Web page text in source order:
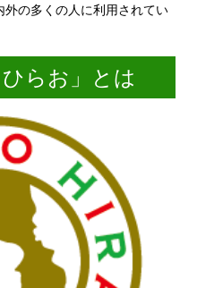
の多くの人に利用されてい
ひらお」とは